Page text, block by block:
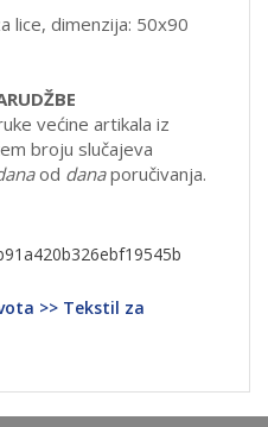
lice, dimenzija: 50x90
većine artikala iz
broju slučajeva
od danaporučivanja.
>> Tekstil za